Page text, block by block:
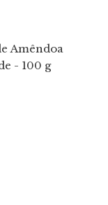
Amêndoa
- 100 g